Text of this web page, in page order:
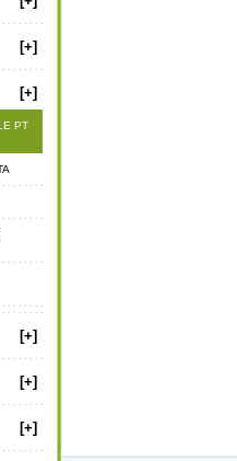
[+]
[+]
PT
[+]
[+]
[+]